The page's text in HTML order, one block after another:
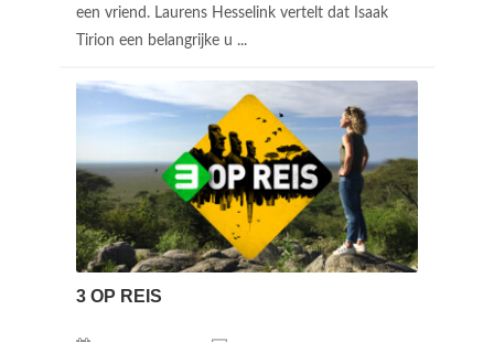
een vriend. Laurens Hesselink vertelt dat Isaak
Tirion een belangrijke u ...
3 OP REIS